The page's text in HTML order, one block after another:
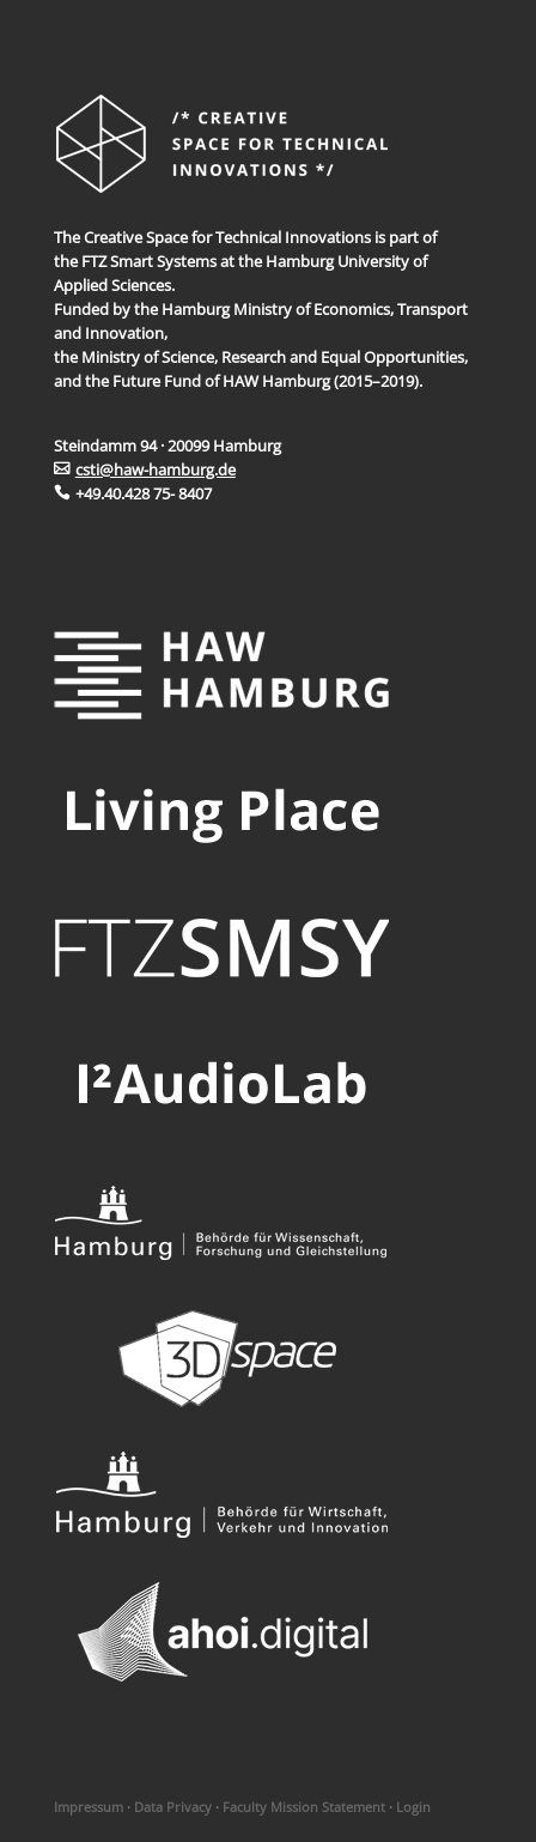
The Creative Space for Technical Innovations is part of
the FTZ Smart Systems at the Hamburg University of
Applied Sciences.
Funded by the Hamburg Ministry of Economics, Transport
and Innovation,
the Ministry of Science, Research and Equal Opportunities,
and the Future Fund of HAW Hamburg (2015–2019).
Steindamm 94 · 20099 Hamburg
csti@haw-hamburg.de
+49.40.428 75- 8407
Impressum· Data Privacy· Faculty Mission Statement· Login